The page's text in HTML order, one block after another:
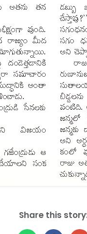
Share this